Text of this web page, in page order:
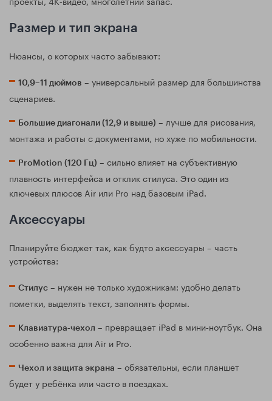
Размер и тип экрана
Нюансы, о которых часто забывают:
10,9–11 дюймов – универсальный размер для большинства
сценариев.
Большие диагонали (12,9 и выше) – лучше для рисования,
монтажа и работы с документами, но хуже по мобильности.
ProMotion (120 Гц) – сильно влияет на субъективную
плавность интерфейса и отклик стилуса. Это один из
ключевых плюсов Air или Pro над базовым iPad.
Аксессуары
Планируйте бюджет так, как будто аксессуары – часть
устройства:
Стилус – нужен не только художникам: удобно делать
пометки, выделять текст, заполнять формы.
Клавиатура‑чехол – превращает iPad в мини‑ноутбук. Она
особенно важна для Air и Pro.
Чехол и защита экрана – обязательны, если планшет
будет у ребёнка или часто в поездках.